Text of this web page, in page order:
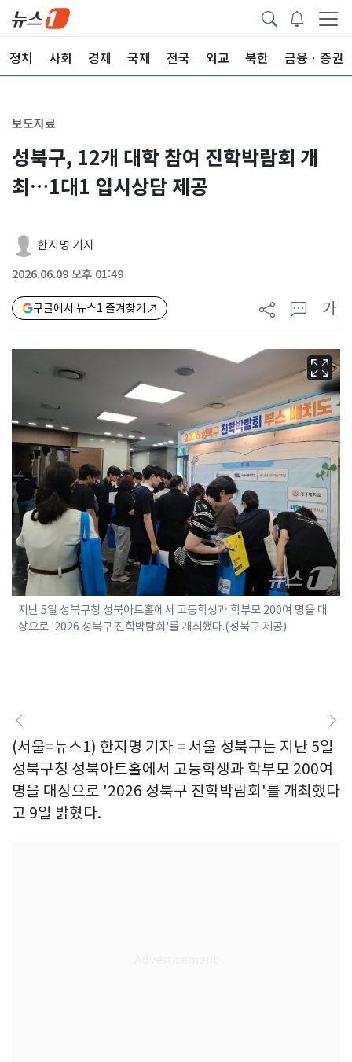
정치 사회 경제 국제 전국 외교 북한 금융ㆍ증권
보도자료
성북구, 12개 대학 참여 진학박람회 개
최…1대1 입시상담 제공
한지명 기자
2026.06.09 오후 01:49
구글에서 뉴스1 즐겨찾기 가
지난 5일 성북구청 성북아트홀에서 고등학생과 학부모 200여 명을 대
상으로 '2026 성북구 진학박람회'를 개최했다.(성북구 제공)
(서울=뉴스1) 한지명 기자 = 서울 성북구는 지난 5일
성북구청 성북아트홀에서 고등학생과 학부모 200여
명을 대상으로 '2026 성북구 진학박람회'를 개최했다
고 9일 밝혔다.